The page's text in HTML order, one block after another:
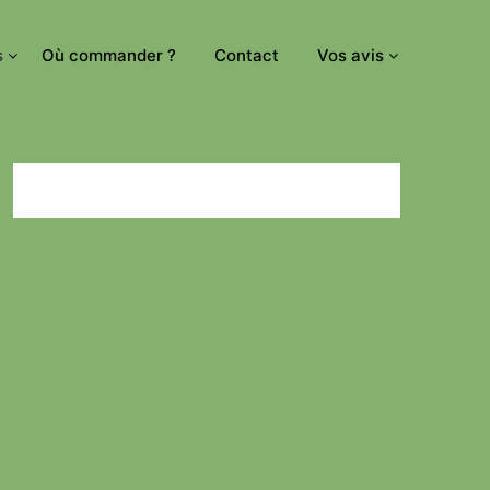
Où commander ? Contact Vos avis